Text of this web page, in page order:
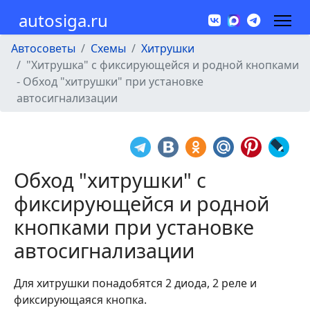
autosiga.ru
Автосоветы Схемы
Хитрушки
"Хитрушка" с фиксирующейся и родной кнопками
- Обход "хитрушки" при установке
автосигнализации
Обход "хитрушки" с
фиксирующейся и родной
кнопками при установке
автосигнализации
Для хитрушки понадобятся 2 диода, 2 реле и
фиксирующаяся кнопка.